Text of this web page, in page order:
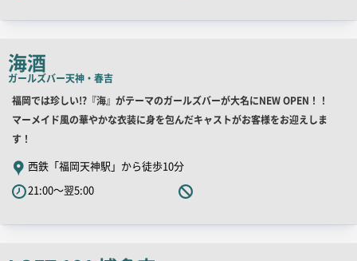
コ
ピ
ー
海酒
ガールズバー天神・春吉
店
舗
PR
キ
ャ
ッ
福岡では珍しい!?『海』がテーマのガールズバーが大名にNEW OPEN！！
マーメイド風の華やかな衣装に身を包んだキャストがお客様をお迎えしま
す！
西鉄「福岡天神駅」から徒歩10分
21:00～翌5:00